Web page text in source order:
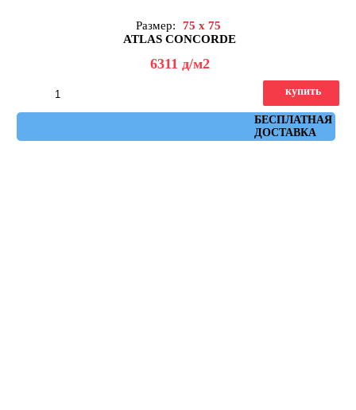
Размер:
75 x 75
ATLAS CONCORDE
6311 д/м2
БЕСПЛАТНАЯ
ДОСТАВКА
купить